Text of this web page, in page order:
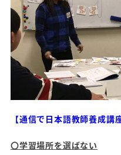
【通信で日本語教師養成講
〇学習場所を選ばない